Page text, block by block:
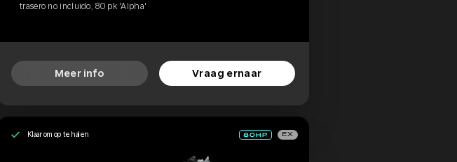
trasero no incluido, 80 pk 'Alpha'
Meer info Vraag ernaar
Klaar om op te halen EX